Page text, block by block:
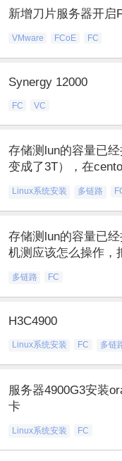
新增刀片服务器开启
VMware FCoE FC
Synergy 12000
FC VC
存储测lun的容量已
变成了3T），在
Linux系统安装 多链路
存储测lun的容量已
机测应该怎么操作，
多链路 FC
H3C4900
Linux系统安装 FC 多链
服务器4900G3安装
卡
Linux系统安装 FC